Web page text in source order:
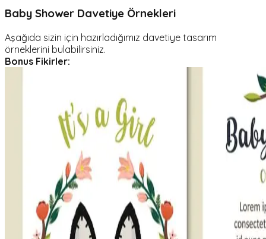
Baby Shower Davetiye Örnekleri
Aşağıda sizin için hazırladığımız davetiye tasarım
örneklerini bulabilirsiniz.
Bonus Fikirler: